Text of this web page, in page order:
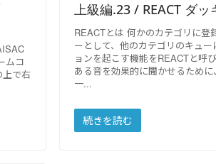
ムコ
上で右
上級編.23 / REACT ダッ
REACTとは 何かのカテゴリに登
ーとして、他のカテゴリのキュ
ョンを起こす機能をREACTと呼
ある音を効果的に聞かせるため
一
続きを読む